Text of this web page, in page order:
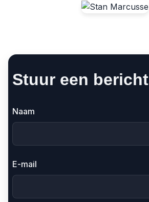
Stuur een bericht
Naam
E-mail